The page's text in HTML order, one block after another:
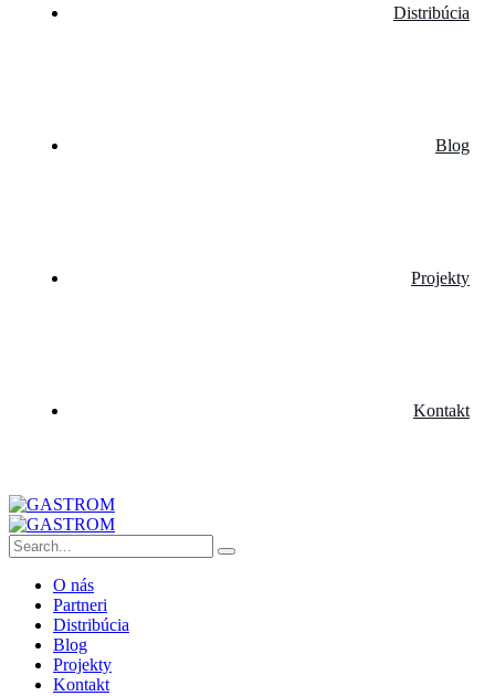
Distribúcia
Blog
Projekty
Kontakt
O nás
Partneri
Distribúcia
Blog
Projekty
Kontakt